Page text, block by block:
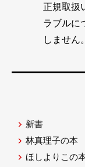
正規取扱
ラブルに
しません。
新書
林真理子の本
ほしよりこの